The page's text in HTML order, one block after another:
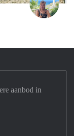
aanbod in